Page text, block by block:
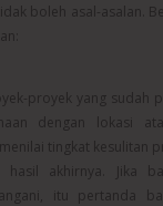
boleh asal-asalan.
proyek yang sudah
dengan lokasi
tingkat kesulitan
akhirnya. Jika
itu pertanda